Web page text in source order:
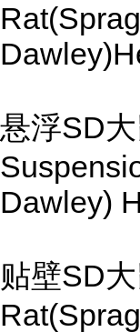
悬浮SD
Dawley)
贴壁SD